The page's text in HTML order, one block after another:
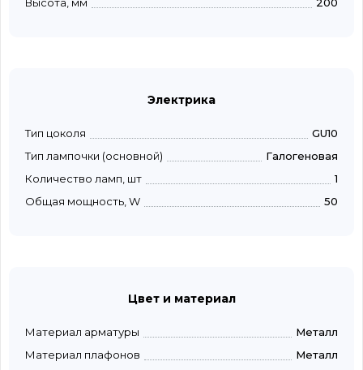
Электрика
Тип цоколя
GU10
Тип лампочки (основной)
Галогеновая
Количество ламп, шт
1
Общая мощность, W
50
Цвет и материал
Материал арматуры
Металл
Материал плафонов
Металл